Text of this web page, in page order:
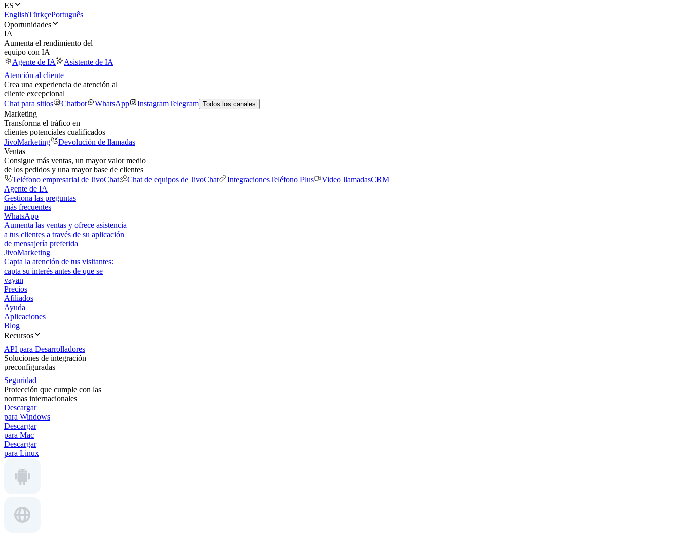
ES
EnglishTürkçePortuguês
Oportunidades
IA
Aumenta el rendimiento del
equipo con IA
Agente de IA
Asistente de IA
Atención al cliente
Crea una experiencia de atención al
cliente excepcional
Chat para sitios
Chatbot WhatsApp InstagramTelegram Todos los canales
Marketing
Transforma el tráfico en
clientes potenciales cualificados
JivoMarketing
Devolución de llamadas
Ventas
Consigue más ventas, un mayor valor medio
de los pedidos y una mayor base de clientes
Teléfono empresarial de JivoChat
Chat de equipos de JivoChat IntegracionesTeléfono Plus Video llamadasCRM
Agente de IA
Gestiona las preguntas
más frecuentes
WhatsApp
Aumenta las ventas y ofrece asistencia
a tus clientes a través de su aplicación
de mensajería preferida
JivoMarketing
Capta la atención de tus visitantes:
capta su interés antes de que se
vayan
Precios
Afiliados
Ayuda
Aplicaciones
Blog
Recursos
API para Desarrolladores
Soluciones de integración
preconfiguradas
Seguridad
Protección que cumple con las
normas internacionales
Descargar
para Windows
Descargar
para Mac
Descargar
para Linux